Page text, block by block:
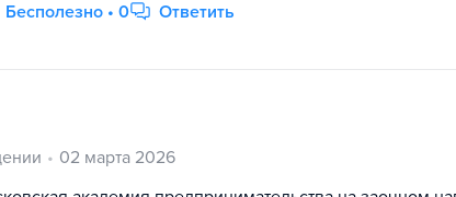
Бесполезно • 0 Ответить
02 марта 2026